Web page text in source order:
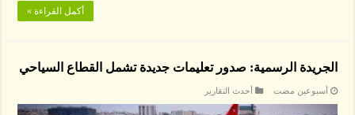
أكمل القراءة »
الجريدة الرسمية: صدور تعليمات جديدة تشمل القطاع السياحي
‏أسبوعين مضت أحدث التقارير